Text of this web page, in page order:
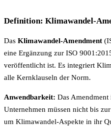
Definition: Klimawandel-
Das Klimawandel-Amendment
eine Ergänzung zur ISO
veröffentlicht ist. Es integriert
alle Kernklauseln der Norm.
Anwendbarkeit: Das Amendment
Unternehmen müssen nicht bis
um Klimawandel-Aspekte in ihr